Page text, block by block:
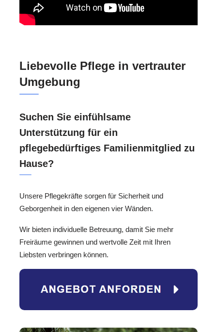
Liebevolle Pflege in vertrauter
Umgebung
Suchen Sie einfühlsame
Unterstützung für ein
pflegebedürftiges Familienmitglied zu
Hause?
Unsere Pflegekräfte sorgen für Sicherheit und
Geborgenheit in den eigenen vier Wänden.
Wir bieten individuelle Betreuung, damit Sie mehr
Freiräume gewinnen und wertvolle Zeit mit Ihren
Liebsten verbringen können.